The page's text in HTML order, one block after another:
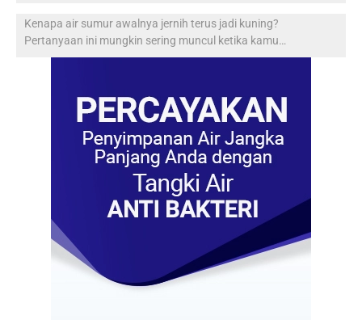
Kenapa air sumur awalnya jernih terus jadi kuning?
Pertanyaan ini mungkin sering muncul ketika kamu…